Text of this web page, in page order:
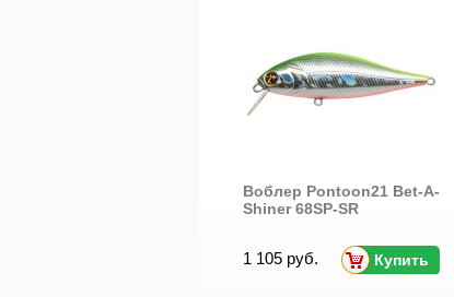
Воблер Pontoon21 Bet-A-
Shiner 68SP-SR
1 105 руб. Купить